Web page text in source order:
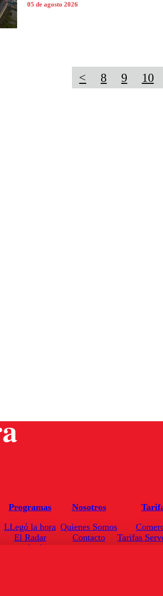
05 de agosto 2026
< 8 9 10
Programas
LLegó la hora
El Radar
Enfoqué Público
Nosotros
Quienes Somos
Contacto
Tarifas